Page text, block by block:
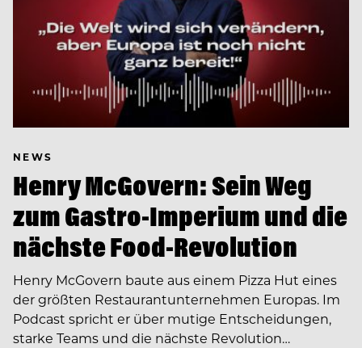
NEWS
Henry McGovern: Sein Weg
zum Gastro-Imperium und die
nächste Food-Revolution
Henry McGovern baute aus einem Pizza Hut eines
der größten Restaurantunternehmen Europas. Im
Podcast spricht er über mutige Entscheidungen,
starke Teams und die nächste Revolution…